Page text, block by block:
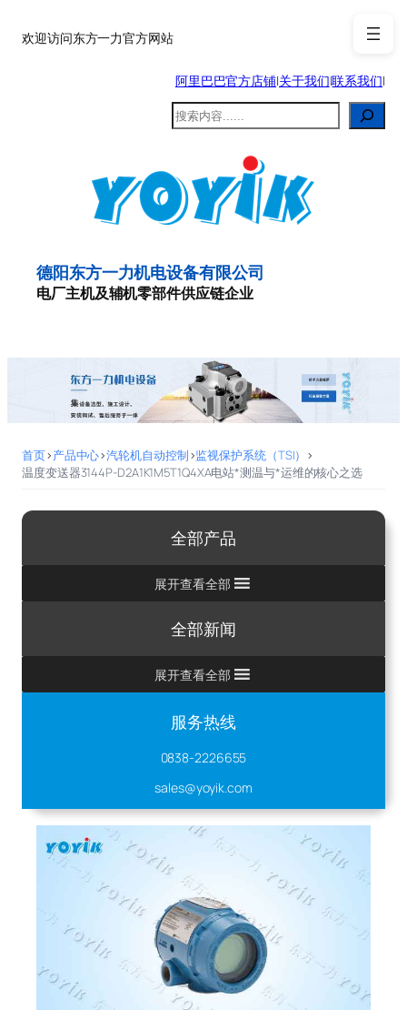
至欢迎访问东方一力官方网站
阿里巴巴官方店铺|关于我们|联系我们|
搜
索
德阳东方一力机电设备有限公司
电厂主机及辅机零部件供应链企业
首页>产品中心>汽轮机自动控制>监视保护系统（TSI） >
温度变送器3144P-D2A1K1M5T1Q4XA电站*测温与*运维的核心之选
全部产品
展开查看全部
全部新闻
展开查看全部
服务热线
0838-2226655
sales@yoyik.com